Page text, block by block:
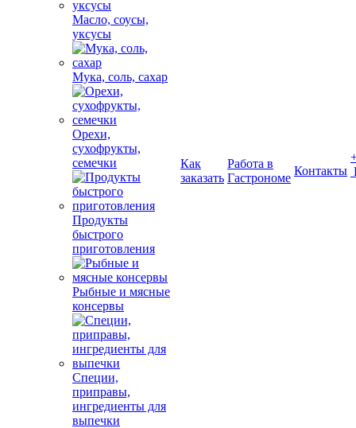
Масло, соусы,
уксусы
Мука, соль, сахар
Орехи,
сухофрукты,
семечки
Продукты
быстрого
приготовления
Рыбные и мясные
консервы
Специи,
приправы,
ингредиенты для
выпечки
Как
заказать
Работа в
Гастрономе
Контакты